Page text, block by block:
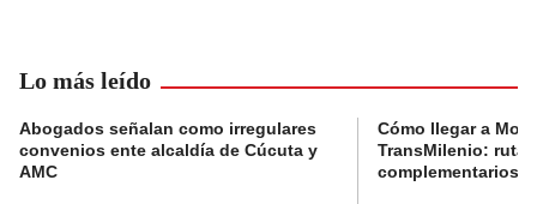
Lo más leído
Abogados señalan como irregulares
convenios ente alcaldía de Cúcuta y
AMC
Cómo llegar a
TransMilenio:
complementarios